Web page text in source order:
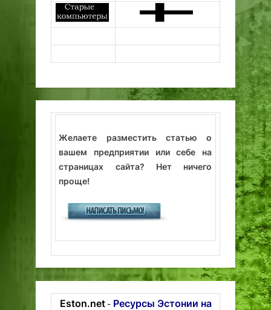
Желаете разместить статью о
вашем предприятии или себе на
страницах сайта? Нет ничего
проще!
Eston.net- Ресурсы Эстонии на